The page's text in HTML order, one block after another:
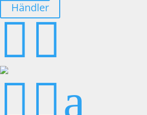
Händler
 
 a